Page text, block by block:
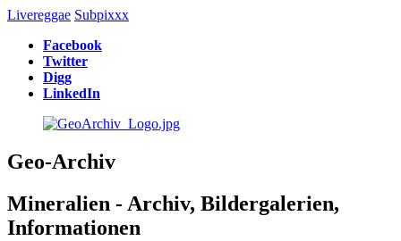
Livereggae Subpixxx
Facebook
Twitter
Digg
LinkedIn
Geo-Archiv
Mineralien - Archiv, Bildergalerien,
Informationen